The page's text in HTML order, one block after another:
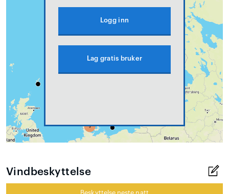
Logg inn
Lag gratis bruker
Vindbeskyttelse